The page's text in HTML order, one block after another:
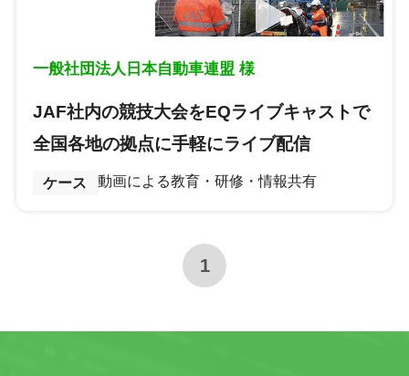
一般社団法人日本自動車連盟 様
JAF社内の競技大会をEQライブキャストで
全国各地の拠点に手軽にライブ配信
ケース 動画による教育・研修・情報共有
1